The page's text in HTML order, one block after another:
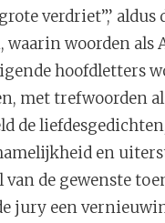
verdriet”,’ aldus
woorden als
hoofdletters
met trefwoorden
de
en
de gewenste
jury een